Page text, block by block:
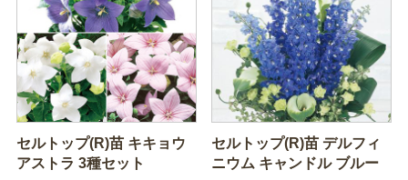
セルトップ(R)苗 キキョウ
アストラ 3種セット
セルトップ(R)苗 デルフィ
ニウム キャンドル ブルー